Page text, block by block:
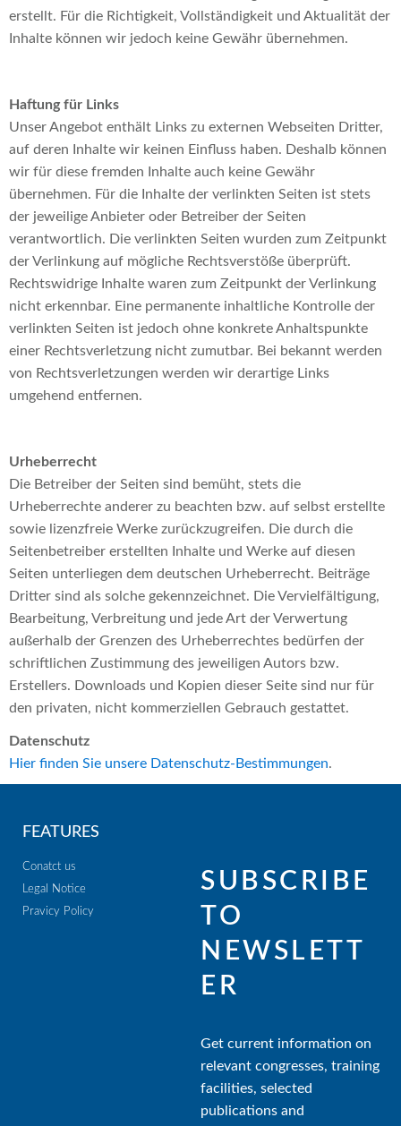
erstellt. Für die Richtigkeit, Vollständigkeit und Aktualität der
Inhalte können wir jedoch keine Gewähr übernehmen.
Haftung für Links
Unser Angebot enthält Links zu externen Webseiten Dritter,
auf deren Inhalte wir keinen Einfluss haben. Deshalb können
wir für diese fremden Inhalte auch keine Gewähr
übernehmen. Für die Inhalte der verlinkten Seiten ist stets
der jeweilige Anbieter oder Betreiber der Seiten
verantwortlich. Die verlinkten Seiten wurden zum Zeitpunkt
der Verlinkung auf mögliche Rechtsverstöße überprüft.
Rechtswidrige Inhalte waren zum Zeitpunkt der Verlinkung
nicht erkennbar. Eine permanente inhaltliche Kontrolle der
verlinkten Seiten ist jedoch ohne konkrete Anhaltspunkte
einer Rechtsverletzung nicht zumutbar. Bei bekannt werden
von Rechtsverletzungen werden wir derartige Links
umgehend entfernen.
Urheberrecht
Die Betreiber der Seiten sind bemüht, stets die
Urheberrechte anderer zu beachten bzw. auf selbst erstellte
sowie lizenzfreie Werke zurückzugreifen. Die durch die
Seitenbetreiber erstellten Inhalte und Werke auf diesen
Seiten unterliegen dem deutschen Urheberrecht. Beiträge
Dritter sind als solche gekennzeichnet. Die Vervielfältigung,
Bearbeitung, Verbreitung und jede Art der Verwertung
außerhalb der Grenzen des Urheberrechtes bedürfen der
schriftlichen Zustimmung des jeweiligen Autors bzw.
Erstellers. Downloads und Kopien dieser Seite sind nur für
den privaten, nicht kommerziellen Gebrauch gestattet.
Datenschutz
Hier finden Sie unsere Datenschutz-Bestimmungen.
FEATURES
Conatct us
Legal Notice
Pravicy Policy
SUBSCRIBE
TO
NEWSLETT
ER
Get current information on
relevant congresses, training
facilities, selected
publications and